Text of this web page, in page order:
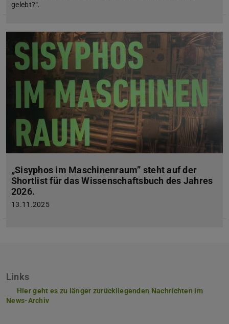
gelebt?“.
„Sisyphos im Maschinenraum” steht auf der
Shortlist für das Wissenschaftsbuch des Jahres
2026.
13.11.2025
Links
Hier geht es zu länger zurückliegenden Nachrichten im
News-Archiv